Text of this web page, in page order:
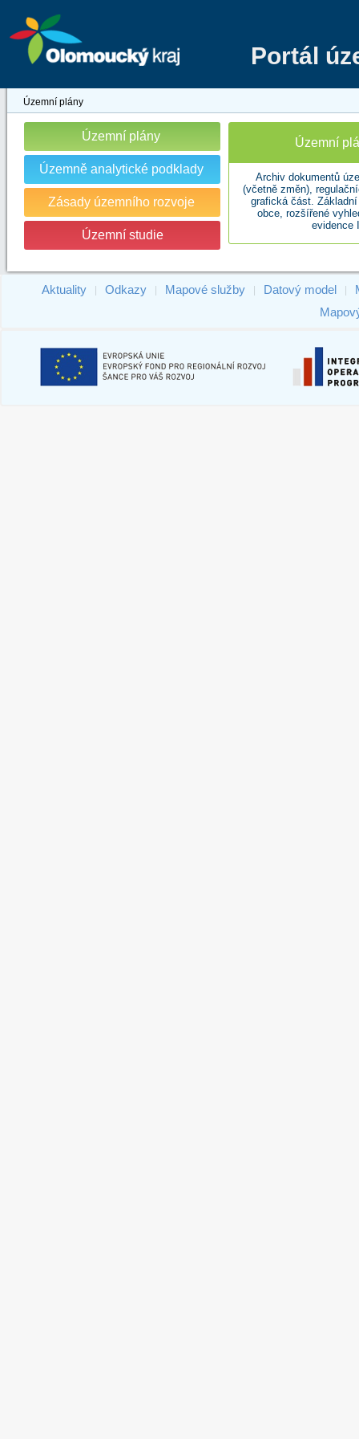
Portál
Územní plány
Územní plány
Územně analytické podklady
Zásady územního rozvoje
Územní studie
Územní
Archiv dokumentů
(včetně změn),
grafická část.
obce, rozšířené
evidence
Aktuality Odkazy Mapové služby Datový model